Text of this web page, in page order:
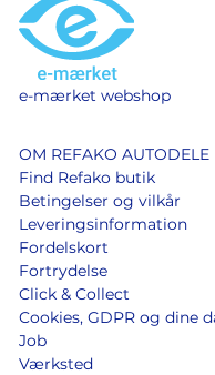
e-mærket webshop
OM REFAKO AUTODELE
Find Refako butik
Betingelser og vilkår
Leveringsinformation
Fordelskort
Fortrydelse
Click & Collect
Cookies, GDPR og dine
Job
Værksted